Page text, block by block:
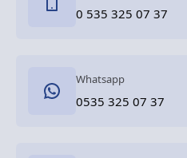
0 535 325 07 37
Whatsapp
0535 325 07 37